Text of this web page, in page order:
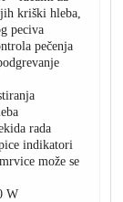
kriški hleba,
peciva
pečenja
rada
indikatori
može se
W